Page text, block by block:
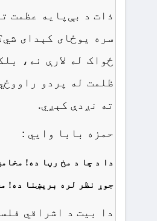
ذات د بې‌پایه عظمت
سره یوځای کېدای
ځواک له لارې نه،
ظلمت له پردو
ته نږدې کېږي.
حمزه بابا وايي :
دا د چا د مخ رڼا ده!
جوړ نظر لره بریښنا ده!
دا بیت د اشراقي